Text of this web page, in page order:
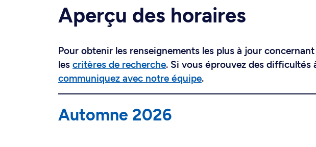
Aperçu des horaires
Pour obtenir les renseignements les plus à jour
les critères de recherche. Si vous éprouvez des difficultés
communiquez avec notre équipe.
Automne 2026